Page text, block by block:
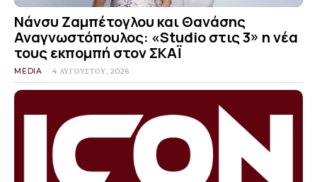
Νάνσυ Ζαμπέτογλου και Θανάσης
Αναγνωστόπουλος: «Studio στις 3» η νέα
τους εκπομπή στον ΣΚΑΪ
MEDIA 4 ΑΥΓΟΎΣΤΟΥ, 2026